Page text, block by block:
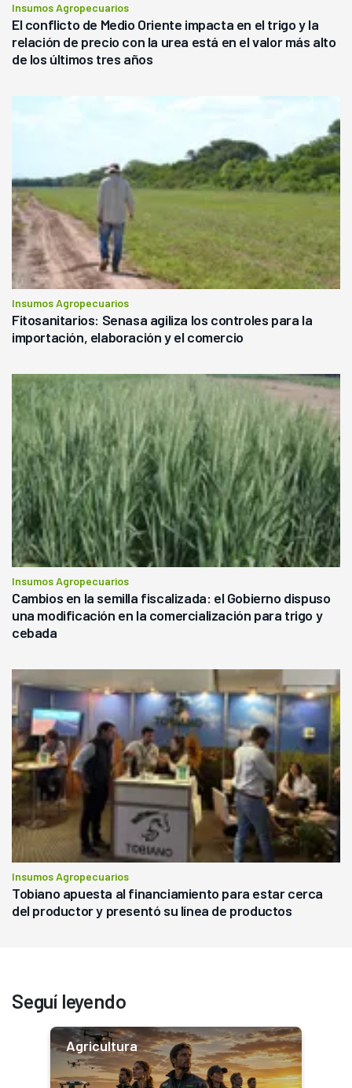
Insumos Agropecuarios
El conflicto de Medio Oriente impacta en el trigo y la
relación de precio con la urea está en el valor más alto
de los últimos tres años
Insumos Agropecuarios
Fitosanitarios: Senasa agiliza los controles para la
importación, elaboración y el comercio
Insumos Agropecuarios
Cambios en la semilla fiscalizada: el Gobierno dispuso
una modificación en la comercialización para trigo y
cebada
Insumos Agropecuarios
Tobiano apuesta al financiamiento para estar cerca
del productor y presentó su línea de productos
Seguí leyendo
Agricultura